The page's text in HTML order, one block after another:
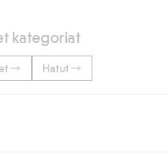
kategoriat
Hatut